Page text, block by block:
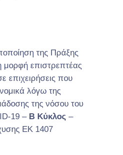
της Πράξης
μορφή επιστρεπτέας
επιχειρήσεις που
λόγω της
της νόσου του
19 – Β Κύκλος –
ΕΚ 1407